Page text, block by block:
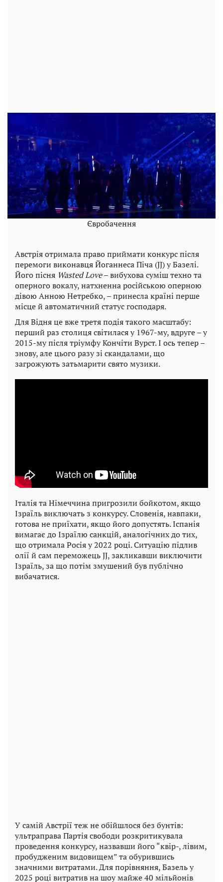
Євробачення
Австрія отримала право приймати конкурс після
перемоги виконавця Йоганнеса Піча (JJ) у Базелі.
Його пісня Wasted Love– вибухова суміш техно та
оперного вокалу, натхненна російською оперною
дівою Анною Нетребко, – принесла країні перше
місце й автоматичний статус господаря.
Для Відня це вже третя подія такого масштабу:
перший раз столиця світилася у 1967-му, вдруге – у
2015-му після тріумфу Кончіти Вурст. І ось тепер –
знову, але цього разу зі скандалами, що
загрожують затьмарити свято музики.
Італія та Німеччина пригрозили бойкотом, якщо
Ізраїль виключать з конкурсу. Словенія, навпаки,
готова не приїхати, якщо його допустять. Іспанія
вимагає до Ізраїлю санкцій, аналогічних до тих,
що отримала Росія у 2022 році. Ситуацію підлив
олії й сам переможець JJ, закликавши виключити
Ізраїль, за що потім змушений був публічно
вибачатися.
У самій Австрії теж не обійшлося без бунтів:
ультраправа Партія свободи розкритикувала
проведення конкурсу, назвавши його “квір-, лівим,
пробудженим видовищем” та обурившись
значними витратами. Для порівняння, Базель у
2025 році витратив на шоу майже 40 мільйонів